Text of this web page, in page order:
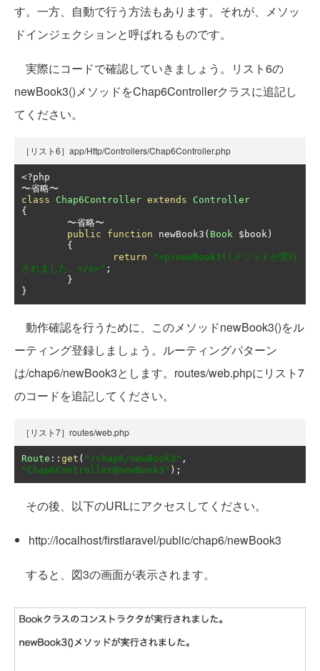
す。一方、自動で行う方法もあります。それが、メソッ
ドインジェクションと呼ばれるものです。
実際にコードで確認していきましょう。リスト6の
newBook3()メソッドをChap6Controllerクラスに追記し
てください。
［リスト6］app/Http/Controllers/Chap6Controller.php
<?
〜省略〜
class
Chap6Controller extends
Controller
{
〜省略〜
public
function newBook3 ( Book $book )
{
return
"<p>newBook3()メソッドが実行
されました。</p>" ;
}
}
動作確認を行うために、このメソッドnewBook3()をル
ーティング登録しましょう。ルーティングパターン
は/chap6/newBook3とします。routes/web.phpにリスト7
のコードを追記してください。
［リスト7］routes/web.php
Route :: get ( "/chap6/newBook3" ,
"Chap6Controller@newBook3" );
その後、以下のURLにアクセスしてください。
http://localhost/firstlaravel/public/chap6/newBook3
すると、図3の画面が表示されます。